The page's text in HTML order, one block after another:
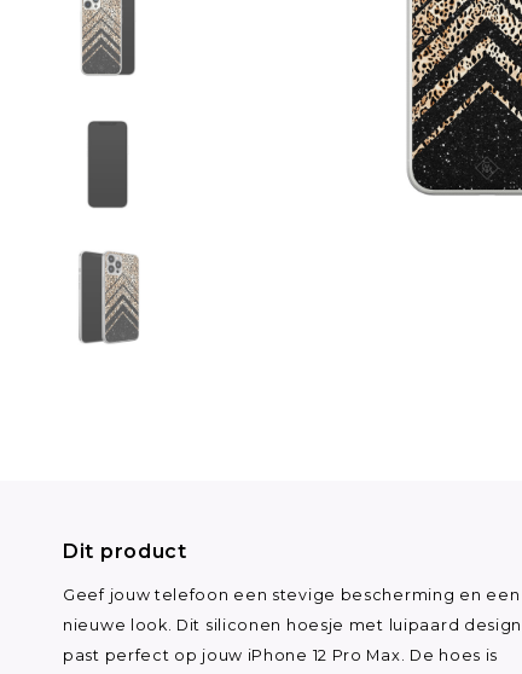
Dit product
Geef jouw telefoon een stevige bescherming en een
nieuwe look. Dit siliconen hoesje met luipaard design
past perfect op jouw iPhone 12 Pro Max. De hoes is